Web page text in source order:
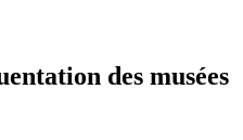
des musées